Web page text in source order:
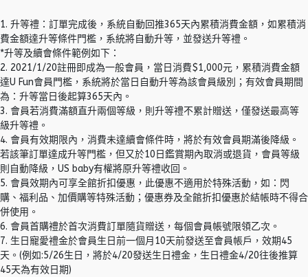
1. 升等禮：訂單完成後，系統自動回推365天內累積消費金額，如累積消
費金額達升等條件門檻，系統將自動升等，並發送升等禮。
*升等及續會條件範例如下：
2. 2021/1/20註冊即成為一般會員，當日消費$1,000元，累積消費金額
達U Fun會員門檻，系統將於當日自動升等為該會員級別；有效會員期間
為：升等當日後起算365天內。
3. 會員若消費滿額直升兩個等級，則升等禮不累計贈送，僅發送最高等
級升等禮。
4. 會員有效期限內，消費未達續會條件時，將於有效會員期滿後降級。
若該筆訂單達成升等門檻，但又於10日鑑賞期內取消或退貨，會員等級
則自動降級，US baby有權將原升等禮收回。
5. 會員效期內可享全館折扣優惠，此優惠不適用於特殊活動，如：閃
購、福利品、加價購等特殊活動；優惠券及全館折扣優惠於結帳時不得合
併使用。
6. 會員首購禮於首次消費訂單隨貨贈送，每個會員帳號限領乙次。
7. 生日寵愛禮金於會員生日前一個月10天前發送至會員帳戶，效期45
天。(例如:5/26生日，將於4/20發送生日禮金，生日禮金4/20往後推算
45天為有效日期)